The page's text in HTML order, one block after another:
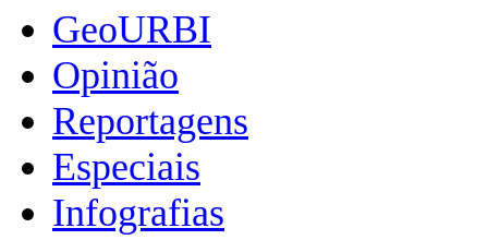
GeoURBI
Opinião
Reportagens
Especiais
Infografias